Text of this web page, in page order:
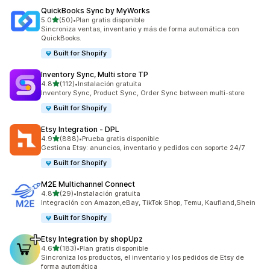
QuickBooks Sync by MyWorks
5.0de 5 estrellas
(50)
50 reseñas en total
•Plan gratis disponible
Sincroniza ventas, inventario y más de forma automática con
QuickBooks.
Built for Shopify
Inventory Sync, Multi store TP
4.8de 5 estrellas
(112)
112 reseñas en total
•Instalación gratuita
Inventory Sync, Product Sync, Order Sync between multi-store
Built for Shopify
Etsy Integration ‑ DPL
4.9de 5 estrellas
(888)
888 reseñas en total
•Prueba gratis disponible
Gestiona Etsy: anuncios, inventario y pedidos con soporte 24/7
Built for Shopify
M2E Multichannel Connect
4.8de 5 estrellas
(29)
29 reseñas en total
•Instalación gratuita
Integración con Amazon,eBay, TikTok Shop, Temu, Kaufland,Shein
Built for Shopify
Etsy Integration by shopUpz
4.6de 5 estrellas
(183)
183 reseñas en total
•Plan gratis disponible
Sincroniza los productos, el inventario y los pedidos de Etsy de
forma automática